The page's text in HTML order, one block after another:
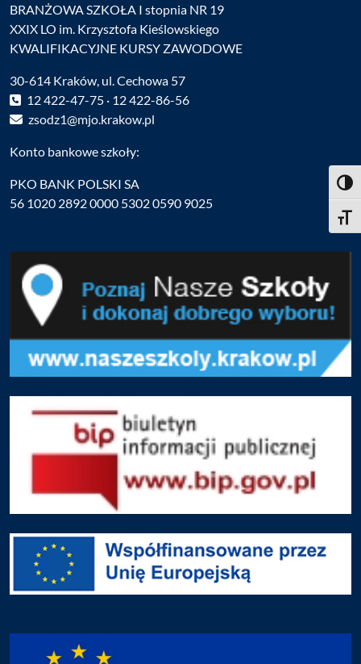
BRANŻOWA SZKOŁA I stopnia NR 19
XXIX LO im. Krzysztofa Kieślowskiego
KWALIFIKACYJNE KURSY ZAWODOWE
30-614 Kraków, ul. Cechowa 57
12 422-47-75 · 12 422-86-56
zsodz1@mjo.krakow.pl
Konto bankowe szkoły:
PKO BANK POLSKI SA
56 1020 2892 0000 5302 0590 9025